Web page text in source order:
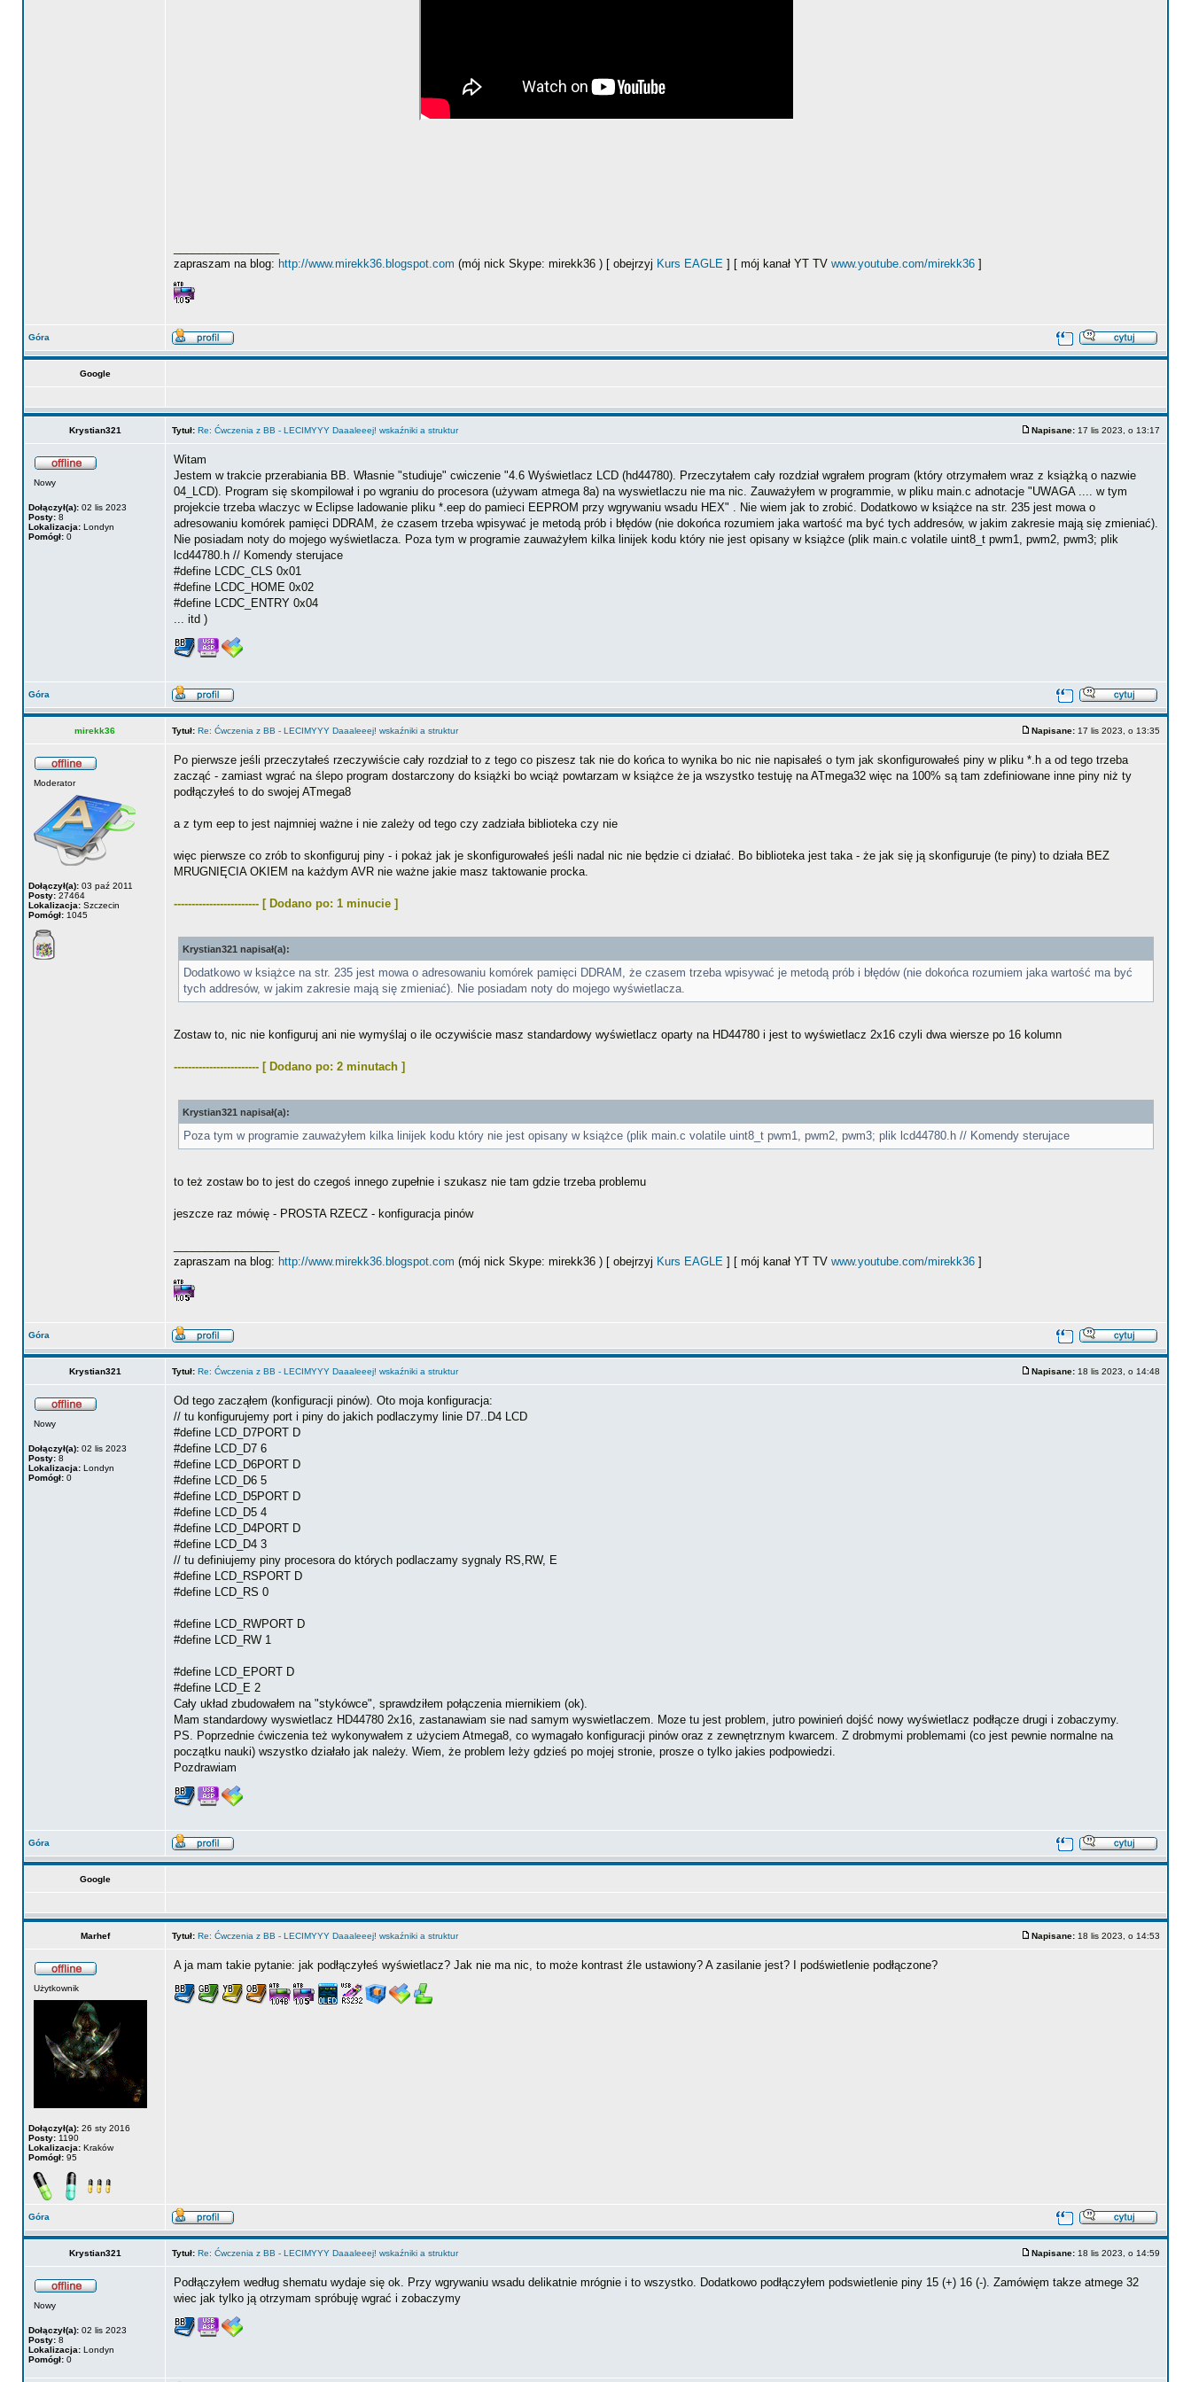
zapraszam na blog: http://www.mirekk36.blogspot.com (mój nick Skype: mirekk36 ) [ obejrzyj Kurs EAGLE ] [ mój kanał YT TV www.youtube.com/mirekk36 ]
Góra
Google
Krystian321 Tytuł: Re: Ćwczenia z BB - LECIMYYY Daaaleeej! wskaźniki a struktur Napisane: 17 lis 2023, o 13:17
Nowy
Dołączył(a): 02 lis 2023
Posty: 8
Lokalizacja: Londyn
Pomógł: 0
Witam
Jestem w trakcie przerabiania BB. Własnie "studiuje" cwiczenie "4.6 Wyświetlacz LCD (hd44780). Przeczytałem cały rozdział wgrałem program (który otrzymałem wraz z książką o nazwie
04_LCD). Program się skompilował i po wgraniu do procesora (używam atmega 8a) na wyswietlaczu nie ma nic. Zauważyłem w programmie, w pliku main.c adnotacje "UWAGA .... w tym
projekcie trzeba wlaczyc w Eclipse ladowanie pliku *.eep do pamieci EEPROM przy wgrywaniu wsadu HEX" . Nie wiem jak to zrobić. Dodatkowo w książce na str. 235 jest mowa o
adresowaniu komórek pamięci DDRAM, że czasem trzeba wpisywać je metodą prób i błędów (nie dokońca rozumiem jaka wartość ma być tych addresów, w jakim zakresie mają się zmieniać).
Nie posiadam noty do mojego wyświetlacza. Poza tym w programie zauważyłem kilka linijek kodu który nie jest opisany w książce (plik main.c volatile uint8_t pwm1, pwm2, pwm3; plik
lcd44780.h // Komendy sterujace
#define LCDC_CLS 0x01
#define LCDC_HOME 0x02
#define LCDC_ENTRY 0x04
... itd )
Góra
mirekk36 Tytuł: Re: Ćwczenia z BB - LECIMYYY Daaaleeej! wskaźniki a struktur Napisane: 17 lis 2023, o 13:35
Moderator
Dołączył(a): 03 paź 2011
Posty: 27464
Lokalizacja: Szczecin
Pomógł: 1045
Po pierwsze jeśli przeczytałeś rzeczywiście cały rozdział to z tego co piszesz tak nie do końca to wynika bo nic nie napisałeś o tym jak skonfigurowałeś piny w pliku *.h a od tego trzeba
zacząć - zamiast wgrać na ślepo program dostarczony do książki bo wciąż powtarzam w książce że ja wszystko testuję na ATmega32 więc na 100% są tam zdefiniowane inne piny niż ty
podłączyłeś to do swojej ATmega8
a z tym eep to jest najmniej ważne i nie zależy od tego czy zadziała biblioteka czy nie
więc pierwsze co zrób to skonfiguruj piny - i pokaż jak je skonfigurowałeś jeśli nadal nic nie będzie ci działać. Bo biblioteka jest taka - że jak się ją skonfiguruje (te piny) to działa BEZ
MRUGNIĘCIA OKIEM na każdym AVR nie ważne jakie masz taktowanie procka.
------------------------ [ Dodano po: 1 minucie ]
Krystian321 napisał(a):
Dodatkowo w książce na str. 235 jest mowa o adresowaniu komórek pamięci DDRAM, że czasem trzeba wpisywać je metodą prób i błędów (nie dokońca rozumiem jaka wartość ma być
tych addresów, w jakim zakresie mają się zmieniać). Nie posiadam noty do mojego wyświetlacza.
Zostaw to, nic nie konfiguruj ani nie wymyślaj o ile oczywiście masz standardowy wyświetlacz oparty na HD44780 i jest to wyświetlacz 2x16 czyli dwa wiersze po 16 kolumn
------------------------ [ Dodano po: 2 minutach ]
Krystian321 napisał(a):
Poza tym w programie zauważyłem kilka linijek kodu który nie jest opisany w książce (plik main.c volatile uint8_t pwm1, pwm2, pwm3; plik lcd44780.h // Komendy sterujace
to też zostaw bo to jest do czegoś innego zupełnie i szukasz nie tam gdzie trzeba problemu
jeszcze raz mówię - PROSTA RZECZ - konfiguracja pinów
zapraszam na blog: http://www.mirekk36.blogspot.com (mój nick Skype: mirekk36 ) [ obejrzyj Kurs EAGLE ] [ mój kanał YT TV www.youtube.com/mirekk36 ]
Góra
Krystian321 Tytuł: Re: Ćwczenia z BB - LECIMYYY Daaaleeej! wskaźniki a struktur Napisane: 18 lis 2023, o 14:48
Nowy
Dołączył(a): 02 lis 2023
Posty: 8
Lokalizacja: Londyn
Pomógł: 0
Od tego zacząłem (konfiguracji pinów). Oto moja konfiguracja:
// tu konfigurujemy port i piny do jakich podlaczymy linie D7..D4 LCD
#define LCD_D7PORT D
#define LCD_D7 6
#define LCD_D6PORT D
#define LCD_D6 5
#define LCD_D5PORT D
#define LCD_D5 4
#define LCD_D4PORT D
#define LCD_D4 3
// tu definiujemy piny procesora do których podlaczamy sygnaly RS,RW, E
#define LCD_RSPORT D
#define LCD_RS 0
#define LCD_RWPORT D
#define LCD_RW 1
#define LCD_EPORT D
#define LCD_E 2
Cały układ zbudowałem na "stykówce", sprawdziłem połączenia miernikiem (ok).
Mam standardowy wyswietlacz HD44780 2x16, zastanawiam sie nad samym wyswietlaczem. Moze tu jest problem, jutro powinień dojść nowy wyświetlacz podłącze drugi i zobaczymy.
PS. Poprzednie ćwiczenia też wykonywałem z użyciem Atmega8, co wymagało konfiguracji pinów oraz z zewnętrznym kwarcem. Z drobmymi problemami (co jest pewnie normalne na
początku nauki) wszystko działało jak należy. Wiem, że problem leży gdzieś po mojej stronie, prosze o tylko jakies podpowiedzi.
Pozdrawiam
Góra
Google
Marhef Tytuł: Re: Ćwczenia z BB - LECIMYYY Daaaleeej! wskaźniki a struktur Napisane: 18 lis 2023, o 14:53
Użytkownik
Dołączył(a): 26 sty 2016
Posty: 1190
Lokalizacja: Kraków
Pomógł: 95
A ja mam takie pytanie: jak podłączyłeś wyświetlacz? Jak nie ma nic, to może kontrast źle ustawiony? A zasilanie jest? I podświetlenie podłączone?
Góra
Krystian321 Tytuł: Re: Ćwczenia z BB - LECIMYYY Daaaleeej! wskaźniki a struktur Napisane: 18 lis 2023, o 14:59
Nowy
Dołączył(a): 02 lis 2023
Posty: 8
Lokalizacja: Londyn
Pomógł: 0
Podłączyłem według shematu wydaje się ok. Przy wgrywaniu wsadu delikatnie mrógnie i to wszystko. Dodatkowo podłączyłem podswietlenie piny 15 (+) 16 (-). Zamówięm takze atmege 32
wiec jak tylko ją otrzymam spróbuję wgrać i zobaczymy